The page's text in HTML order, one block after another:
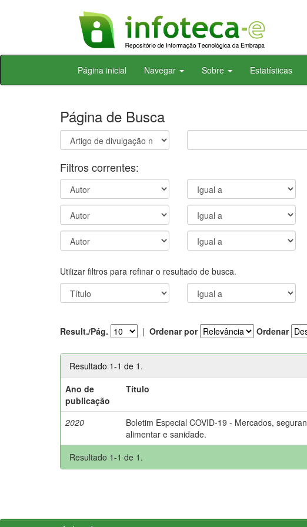
Skip
Página inicial Navegar Sobre Estatísticas
Página de Busca
Filtros correntes:
Utilizar filtros para refinar o resultado de busca.
Result./Pág. | Ordenar por Ordenar
Resultado 1-1 de 1.
Ano de
publicação
Título
2020
Boletim Especial COVID-19 - Mercados,
alimentar e sanidade.
Resultado 1-1 de 1.